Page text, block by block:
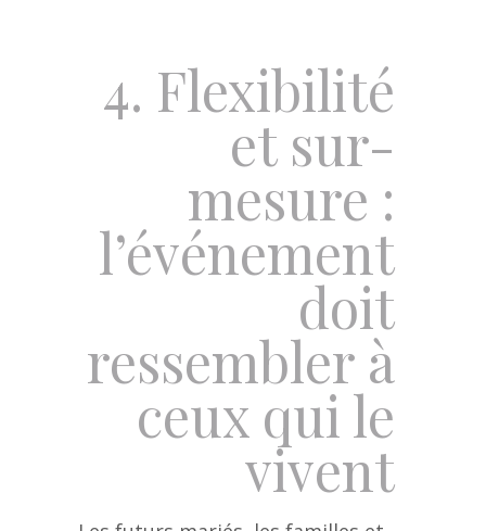
4. Flexibilité
et sur-
mesure :
l’événement
doit
ressembler à
ceux qui le
vivent